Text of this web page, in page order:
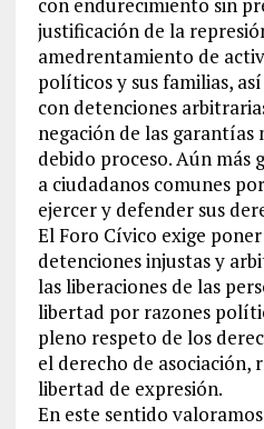
con endurecimiento sin
justificación de la
amedrentamiento de
políticos y sus familias,
con detenciones
negación de las garantías
debido proceso. Aún más
a ciudadanos comunes
ejercer y defender sus
El Foro Cívico exige
detenciones injustas y
las liberaciones de las
libertad por razones
pleno respeto de los
el derecho de asociación,
libertad de expresión.
En este sentido